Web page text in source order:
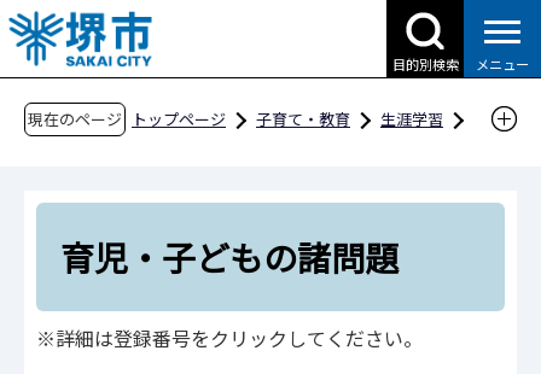
こ
の
ペ
目的別検索 メニュー
現在のページ トップページ 子育て・教育
生涯学習
団体・サークル情報
4くらし・社会
育児・子どもの諸問題
育児・子どもの諸問題
※詳細は登録番号をクリックしてください。